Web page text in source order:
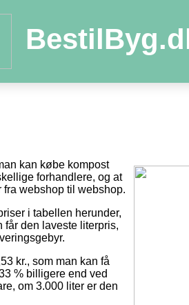
kan købe kompost
forhandlere, og at
webshop til webshop.
i tabellen herunder,
får den laveste literpris,
kr., som man kan få
% billigere end ved
om 3.000 liter er den